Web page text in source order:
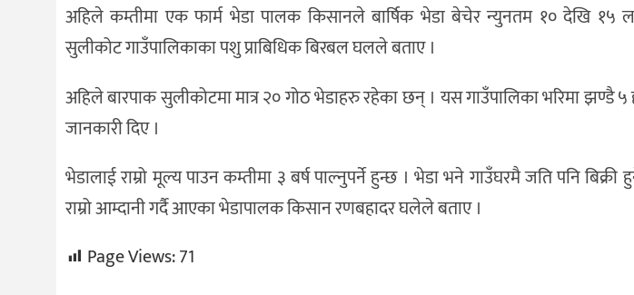
अहिले कम्तीमा एक फार्म भेडा पालक किसानले बार्षिक भेडा बेचेर न्युनतम १० देखि १५
सुलीकोट गाउँपालिकाका पशु प्राबिधिक बिरबल घलले बताए ।
अहिले बारपाक सुलीकोटमा मात्र २० गोठ भेडाहरु रहेका छन् । यस गाउँपालिका भरिमा झण्डै
जानकारी दिए ।
भेडालाई राम्रो मूल्य पाउन कम्तीमा ३ बर्ष पाल्नुपर्ने हुन्छ । भेडा भने गाउँघरमै जति पनि
राम्रो आम्दानी गर्दै आएका भेडापालक किसान रणबहादर घलेले बताए ।
Page Views:71